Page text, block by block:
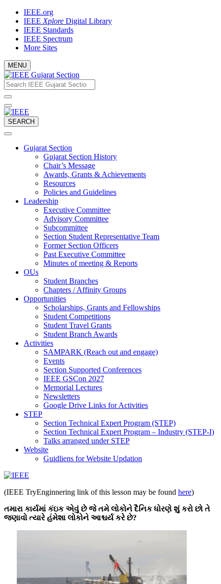
Skip
content
IEEE.org
IEEE Xplore Digital Library
IEEE Standards
IEEE Spectrum
More Sites
MENU
Email
address
would
SEARCH
Gujarat Section
Gujarat Section History
Chair’s Message
Awards, Grants & Achievements
Resources
Policies and Guidelines
Leadership
Executive Committee
Advisory Committee
Subcommittee
Section Student Representative Team
Former Section Officers
Past Executive Committee
Minutes of meeting & Reports
OUs
Student Branches
Chapters / Affinity Groups
Opportunities
Scholarships, Grants and Fellowships
Student Competitions
Student Travel Grants
Student Branch Awards
Activities
SAMPARK (Reach out and engage)
Events
Section Supported Conferences
IEEE GSCon 2027
Memorial Lectures
Newsletters
Google Drive Links for Activities
STEP
Section Technical Expert Program (STEP)
Section Technical Expert Program – Industry (STEP-I)
Talks arranged under STEP
Website
Guidliens for Website Updation
Collabratec
(IEEE TryEnginnering link of this lesson may be found here)
તમારા કાર્યમાં કંઇક એવું છે જે તમે લોકોને દૈનિક ધોરણે શું કરો છો તે
જણાવો ત્યારે હંમેશા લોકોને આશ્ચર્ય કરે છે?